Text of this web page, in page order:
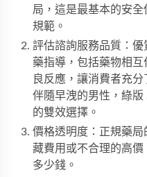
局，這是最基本的安
規範。
評估諮詢服務品質：優
藥指導，包括藥物相
良反應，讓消費者充
伴隨早洩的男性， 綠版
的雙效選擇。
價格透明度：正規藥
藏費用或不合理的高價
多少錢。